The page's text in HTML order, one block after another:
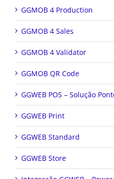
GGMOB 4 Production
GGMOB 4 Sales
GGMOB 4 Validator
GGMOB QR Code
GGWEB POS – Solução
GGWEB Print
GGWEB Standard
GGWEB Store